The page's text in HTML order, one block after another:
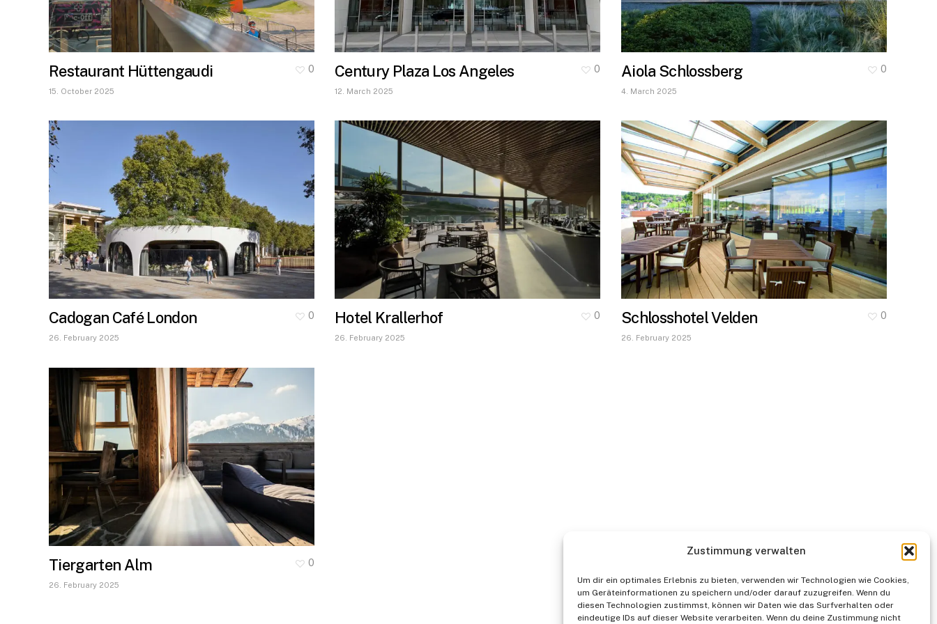
Zustimmung verwalten
Um dir ein optimales Erlebnis zu bieten, verwenden wir Technologien wie Cookies,
um Geräteinformationen zu speichern und/oder darauf zuzugreifen. Wenn du
diesen Technologien zustimmst, können wir Daten wie das Surfverhalten oder
eindeutige IDs auf dieser Website verarbeiten. Wenn du deine Zustimmung nicht
Restaurant Hüttengaudi
15. October 2025
0 Century Plaza Los Angeles
12. March 2025
0 Aiola Schlossberg
4. March 2025
0
Cadogan Café London
26. February 2025
0 Hotel Krallerhof
26. February 2025
0 Schlosshotel Velden
26. February 2025
0
Tiergarten Alm
26. February 2025
0